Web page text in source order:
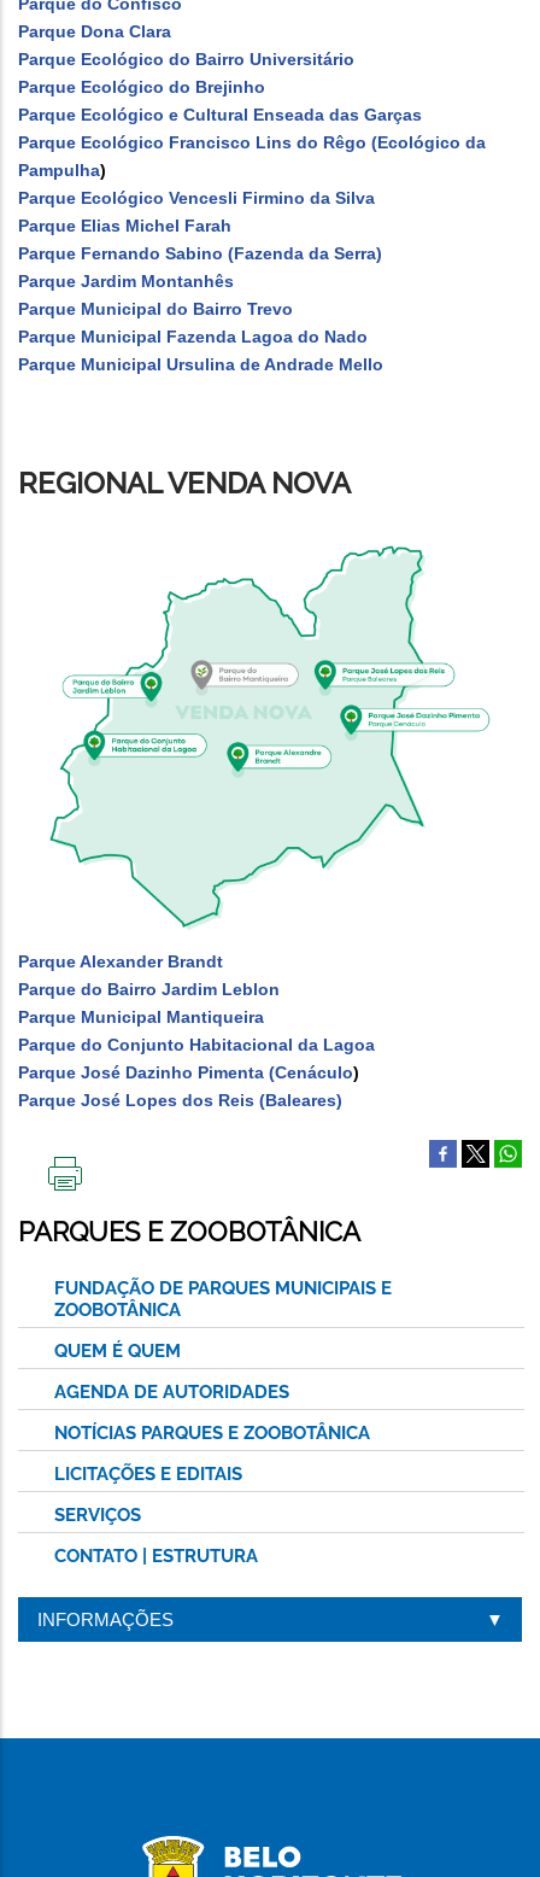
Parque Dona Clara
Parque Ecológico do Bairro Universitário
Parque Ecológico do Brejinho
Parque Ecológico e Cultural Enseada das Garças
Parque Ecológico Francisco Lins do Rêgo (Ecológico da
Pampulha)
Parque Ecológico Vencesli Firmino da Silva
Parque Elias Michel Farah
Parque Fernando Sabino (Fazenda da Serra)
Parque Jardim Montanhês
Parque Municipal do Bairro Trevo
Parque Municipal Fazenda Lagoa do Nado
Parque Municipal Ursulina de Andrade Mello
REGIONAL VENDA NOVA
Parque Alexander Brandt
Parque do Bairro Jardim Leblon
Parque Municipal Mantiqueira
Parque do Conjunto Habitacional da Lagoa
Parque José Dazinho Pimenta (Cenáculo)
Parque José Lopes dos Reis (Baleares)
ESTA
PÁGINA
PARQUES E ZOOBOTÂNICA
FUNDAÇÃO DE PARQUES MUNICIPAIS E
ZOOBOTÂNICA
QUEM É QUEM
AGENDA DE AUTORIDADES
NOTÍCIAS PARQUES E ZOOBOTÂNICA
LICITAÇÕES E EDITAIS
SERVIÇOS
CONTATO | ESTRUTURA
INFORMAÇÕES